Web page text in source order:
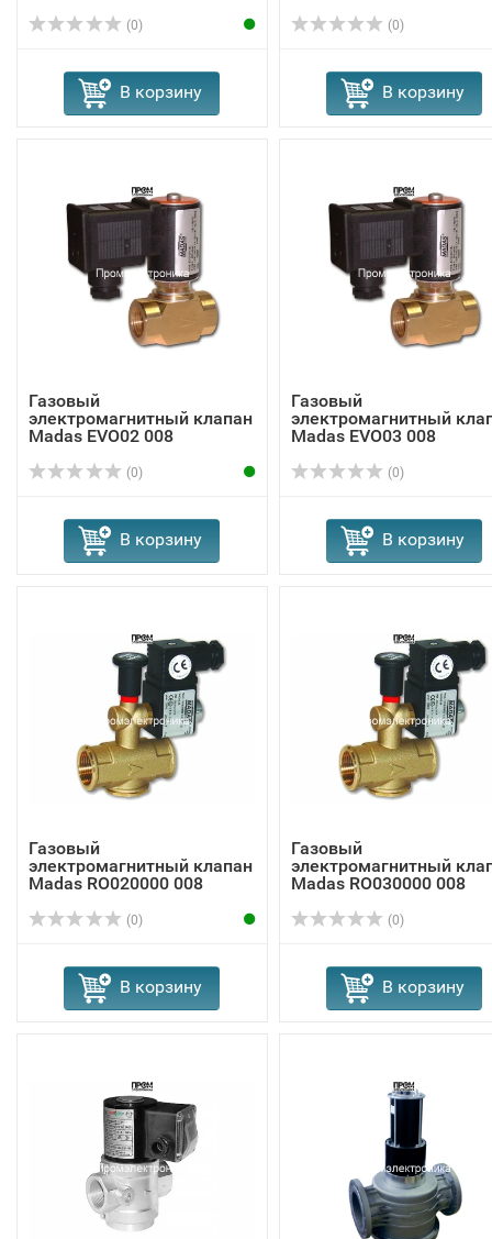
(0)
В корзину
(0)
В корзину
Газовый
электромагнитный клапан
Madas EVО02 008
(0)
В корзину
Газовый
электромагнитный
Madas EVО03 008
(0)
В корзину
Газовый
электромагнитный клапан
Madas RO020000 008
(0)
В корзину
Газовый
электромагнитный
Madas RO030000 008
(0)
В корзину